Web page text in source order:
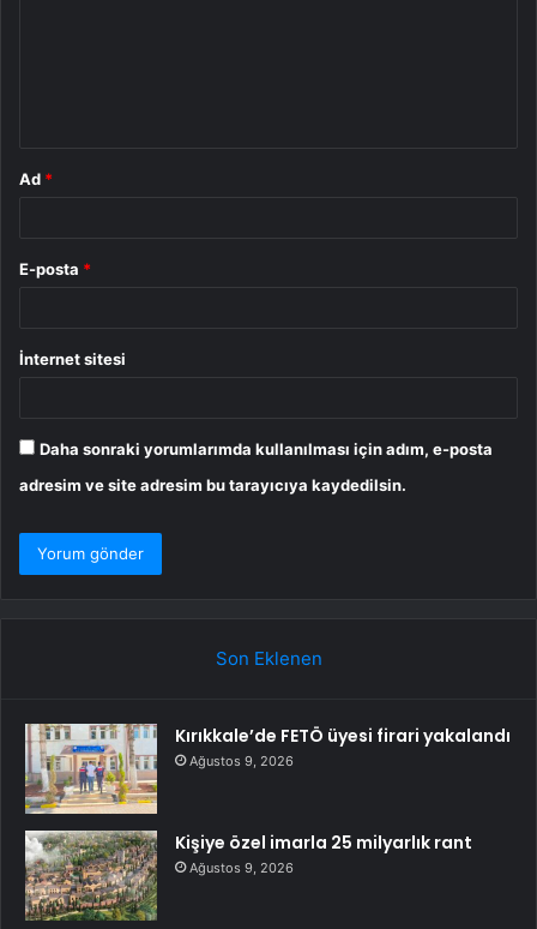
Ad *
E-posta *
İnternet sitesi
Daha sonraki yorumlarımda kullanılması için adım, e-posta
adresim ve site adresim bu tarayıcıya kaydedilsin.
Son Eklenen
Kırıkkale’de FETÖ üyesi firari yakalandı
Ağustos 9, 2026
Kişiye özel imarla 25 milyarlık rant
Ağustos 9, 2026